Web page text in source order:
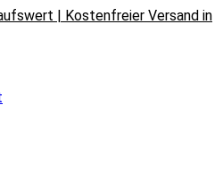
| Kostenfreier Versand in